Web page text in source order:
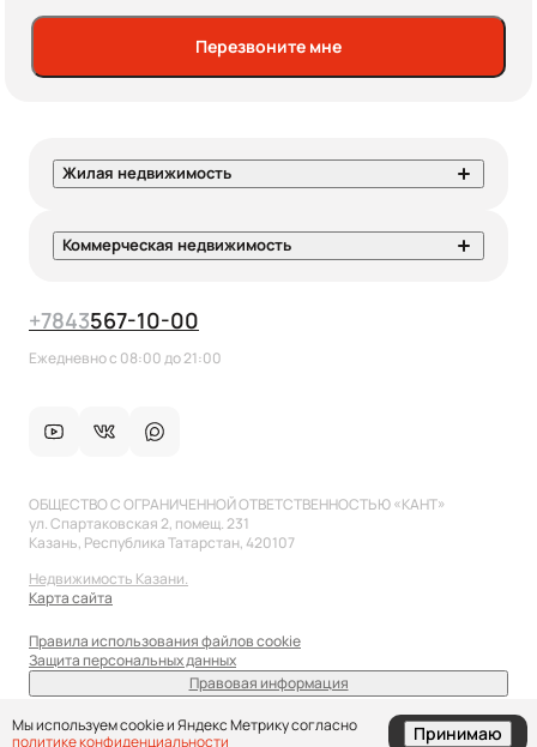
Перезвоните мне
Жилая недвижимость
Коммерческая недвижимость
+7843567-10-00
Ежедневно с 08:00 до 21:00
ОБЩЕСТВО С ОГРАНИЧЕННОЙ ОТВЕТСТВЕННОСТЬЮ «КАНТ»
ул. Спартаковская 2, помещ. 231
Казань, Республика Татарстан, 420107
Недвижимость Казани.
Карта сайта
Правила использования файлов cookie
Защита персональных данных
Правовая информация
Мы используем cookie и Яндекс Метрику согласно
политике конфиденциальности
Принимаю